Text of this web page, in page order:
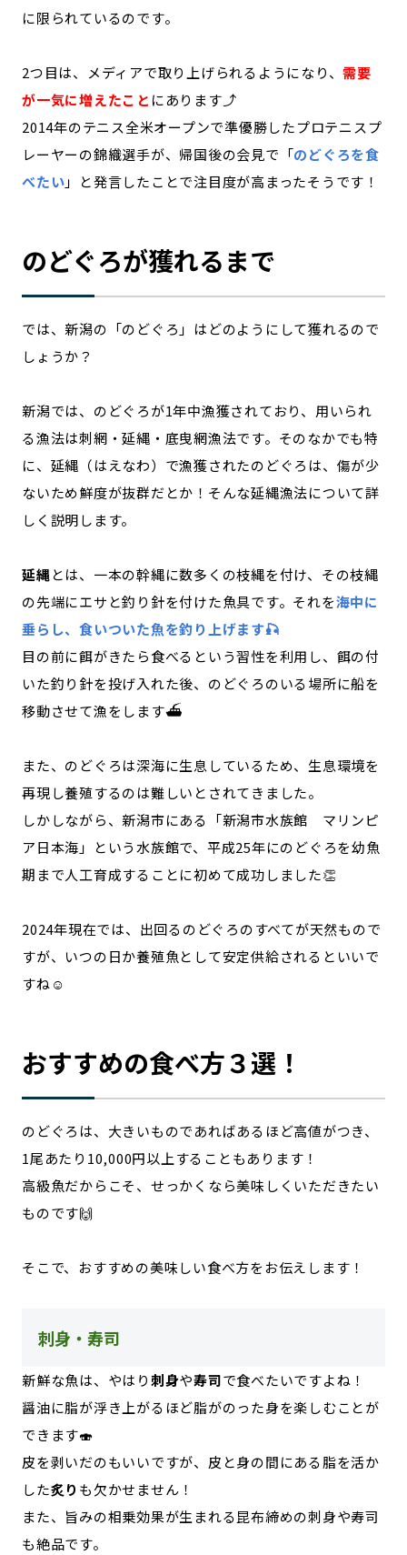
に限られているのです。
2つ目は、メディアで取り上げられるようになり、需要
が一気に増えたこと にあります⤴︎
2014年のテニス全米オープンで準優勝したプロテニスプ
レーヤーの錦織選手が、帰国後の会見で「のどぐろを食
べたい」と発言したことで注目度が高まったそうです！
のどぐろが獲れるまで
では、新潟の「のどぐろ」はどのようにして獲れるので
しょうか？
新潟では、のどぐろが1年中漁獲されており、用いられ
る漁法は刺網・延縄・底曳網漁法です。そのなかでも特
に、延縄（はえなわ）で漁獲されたのどぐろは、傷が少
ないため鮮度が抜群だとか！そんな延縄漁法について詳
しく説明します。
延縄とは、一本の幹縄に数多くの枝縄を付け、その枝縄
の先端にエサと釣り針を付けた魚具です。それを海中に
垂らし、食いついた魚を釣り上げます🎣
目の前に餌がきたら食べるという習性を利用し、餌の付
いた釣り針を投げ入れた後、のどぐろのいる場所に船を
移動させて漁をします⛴️
また、のどぐろは深海に生息しているため、生息環境を
再現し養殖するのは難しいとされてきました。
しかしながら、新潟市にある「新潟市水族館 マリンピ
ア日本海」という水族館で、平成25年にのどぐろを幼魚
期まで人工育成することに初めて成功しました👏
2024年現在では、出回るのどぐろのすべてが天然もので
すが、いつの日か養殖魚として安定供給されるといいで
すね☺️
おすすめの食べ方３選！
のどぐろは、大きいものであればあるほど高値がつき、
1尾あたり10,000円以上することもあります！
高級魚だからこそ、せっかくなら美味しくいただきたい
ものです🙌
そこで、おすすめの美味しい食べ方をお伝えします！
刺身・寿司
新鮮な魚は、やはり刺身や寿司で食べたいですよね！
醤油に脂が浮き上がるほど脂がのった身を楽しむことが
できます🍣
皮を剥いだのもいいですが、皮と身の間にある脂を活か
した炙り も欠かせません！
また、旨みの相乗効果が生まれる昆布締めの刺身や寿司
も絶品です。